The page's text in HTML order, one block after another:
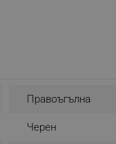
Правоъгълна
Черен